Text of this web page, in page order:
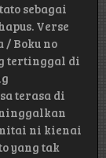
sebagai
Verse
Boku no
tertinggal di
terasa di
ni kienai
yang tak